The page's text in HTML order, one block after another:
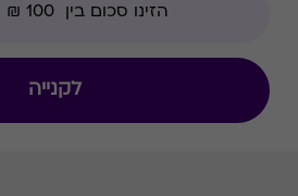
בצפון-מערב האוקיינוס השקט,
המקום בו אנו אוהבים לטייל,
להקים אוהל, לשחק גולף, לשוט,
לקנייה